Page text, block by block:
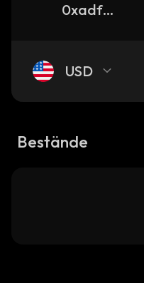
0xadfa2113483e0ebc2ab7f381023b851ff629c53f_base
USD
Bestände